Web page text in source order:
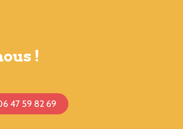
!
47 59 82 69